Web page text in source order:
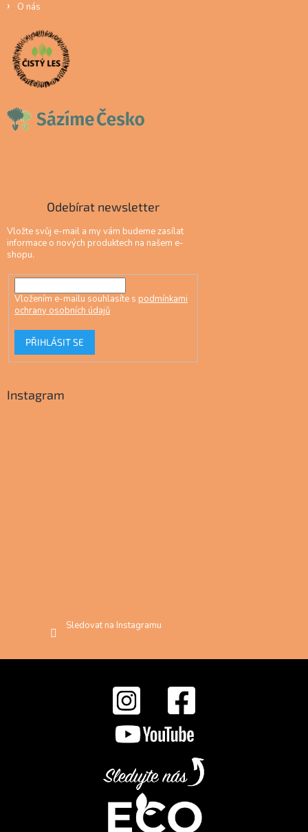
O nás
Odebírat newsletter
Vložte svůj e-mail a my vám budeme zasílat
informace o nových produktech na našem e-
shopu.
Vložením e-mailu souhlasíte s podmínkami
ochrany osobních údajů
PŘIHLÁSIT SE
Instagram
Sledovat na Instagramu